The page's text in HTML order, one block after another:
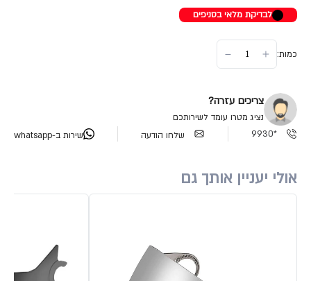
לבדיקת מלאי בסניפים
כמות:
צריכים עזרה?
נציג מטרו עומד לשירותכם
*9930
שלחו הודעה שירות ב-whatsapp
אולי יעניין אותך גם